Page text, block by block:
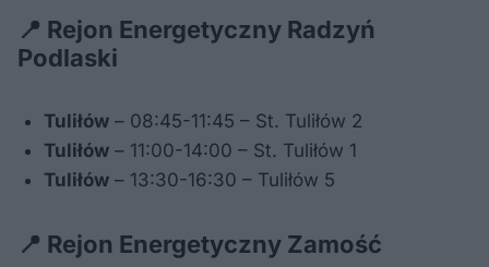
📍 Rejon Energetyczny Radzyń
Podlaski
Tuliłów – 08:45-11:45 – St. Tuliłów 2
Tuliłów – 11:00-14:00 – St. Tuliłów 1
Tuliłów – 13:30-16:30 – Tuliłów 5
📍 Rejon Energetyczny Zamość